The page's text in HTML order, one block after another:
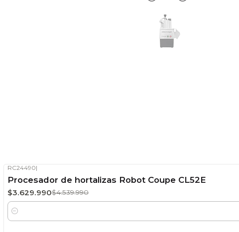
Stock disponible
RC24490|
Procesador de hortalizas Robot Coupe CL52E
$3.629.990$4.539.990
Cantidad